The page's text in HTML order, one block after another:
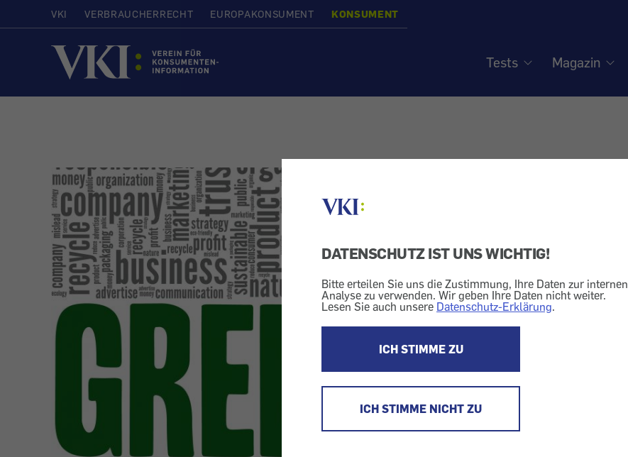
DATENSCHUTZ IST UNS WICHTIG!
Bitte erteilen Sie uns die Zustimmung, Ihre Daten zur internen
Analyse zu verwenden. Wir geben Ihre Daten nicht weiter.
Lesen Sie auch unsere Datenschutz-Erklärung.
ICH STIMME ZU
ICH STIMME NICHT ZU
VKI VERBRAUCHERRECHT EUROPAKONSUMENT KONSUMENT
Startseite
Tests Magazin